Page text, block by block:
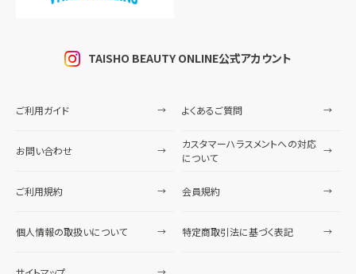
TAISHO BEAUTY ONLINE公式アカウント
ご利用ガイド よくあるご質問
お問い合わせ
カスタマーハラスメントへの対応
について
ご利用規約 会員規約
個人情報の取扱いについて 特定商取引法に基づく表記